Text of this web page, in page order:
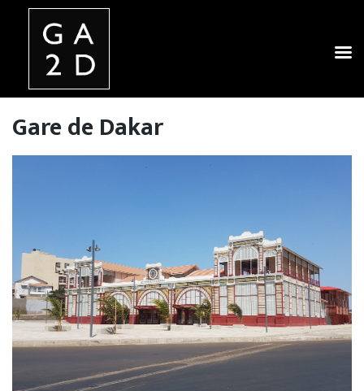
to
Gare de Dakar